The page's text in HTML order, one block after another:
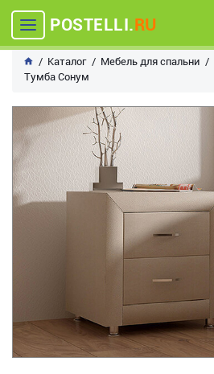
POSTELLI.RU
Каталог Мебель для спальни
Тумба Сонум